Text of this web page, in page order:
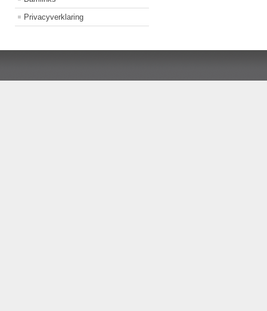
Privacyverklaring